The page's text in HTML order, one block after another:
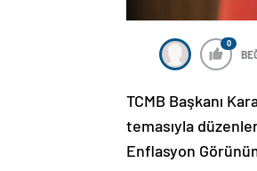
0
TCMB Başkanı
temasıyla
Enflasyon